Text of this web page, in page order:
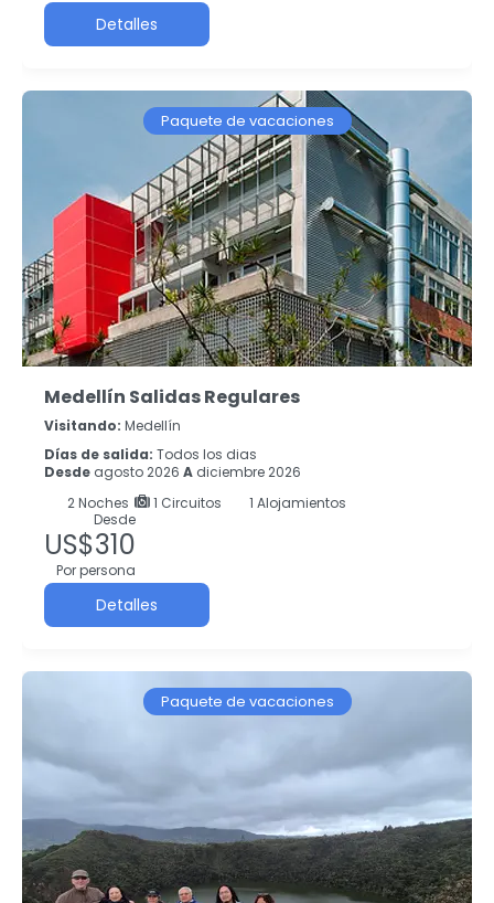
Detalles
Paquete de vacaciones
Medellín Salidas Regulares
Visitando: Medellín
Días de salida: Todos los dias
Desde agosto 2026 A diciembre 2026
2Noches 1 Circuitos
1 Alojamientos
Desde
US$310
Por persona
Detalles
Paquete de vacaciones